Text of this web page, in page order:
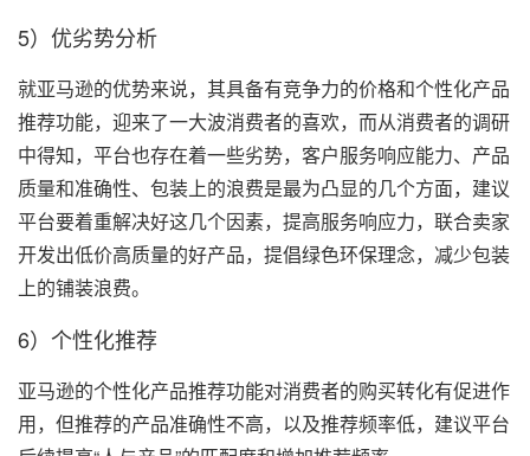
5）优劣势分析
就亚马逊的优势来说，其具备有竞争力的价格和个性化产品
推荐功能，迎来了一大波消费者的喜欢，而从消费者的调研
中得知，平台也存在着一些劣势，客户服务响应能力、产品
质量和准确性、包装上的浪费是最为凸显的几个方面，建议
平台要着重解决好这几个因素，提高服务响应力，联合卖家
开发出低价高质量的好产品，提倡绿色环保理念，减少包装
上的铺装浪费。
6）个性化推荐
亚马逊的个性化产品推荐功能对消费者的购买转化有促进作
用，但推荐的产品准确性不高，以及推荐频率低，建议平台